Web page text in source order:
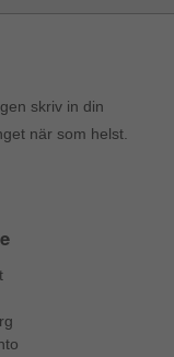
skriv in din
när som helst.